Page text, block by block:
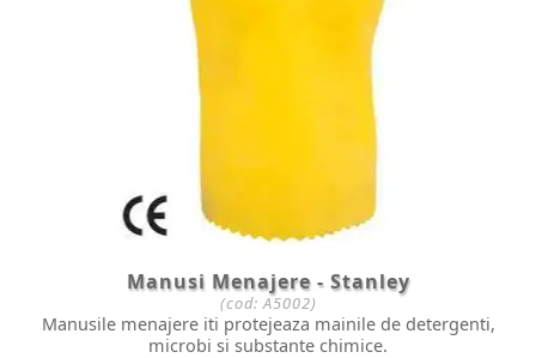
Manusi Menajere - Stanley
(cod:A5002)
Manusile menajere iti protejeaza mainile de detergenti,
microbi si substante chimice.